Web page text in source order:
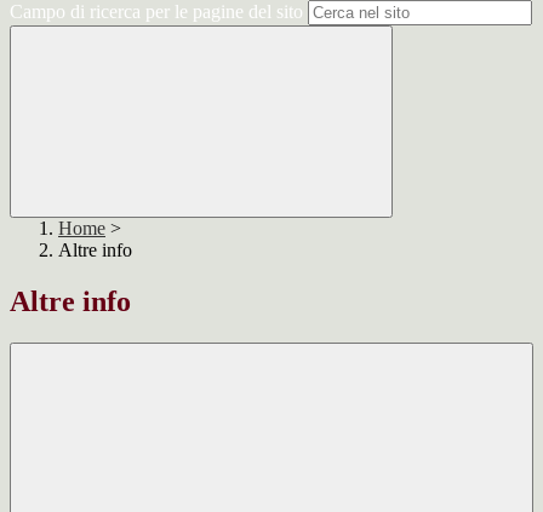
Campo di ricerca per le pagine del sito
Home >
Altre info
Altre info